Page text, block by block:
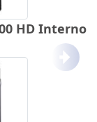
HD Interno